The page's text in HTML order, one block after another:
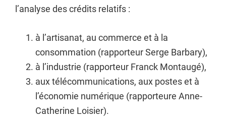
l’analyse des crédits relatifs :
à l’artisanat, au commerce et à la
consommation (rapporteur Serge Barbary),
à l’industrie (rapporteur Franck Montaugé),
aux télécommunications, aux postes et à
l’économie numérique (rapporteure Anne-
Catherine Loisier).